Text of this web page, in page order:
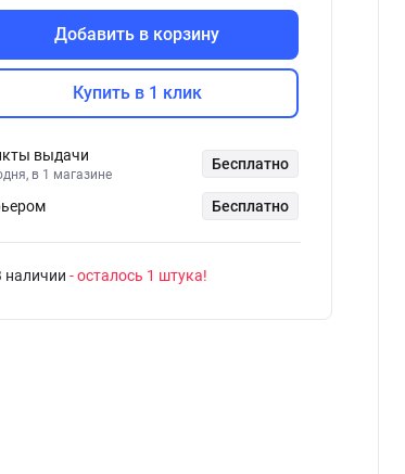
Добавить в корзину
Купить в 1 клик
выдачи
в 1 магазине
Бесплатно
Бесплатно
наличии - осталось 1 штука